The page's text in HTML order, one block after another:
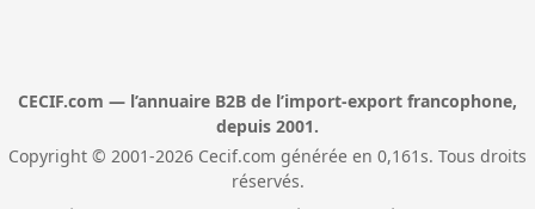
CECIF.com — l’annuaire B2B de l’import-export francophone,
depuis 2001.
Copyright © 2001-2026 Cecif.com générée en 0,161s. Tous droits
réservés.